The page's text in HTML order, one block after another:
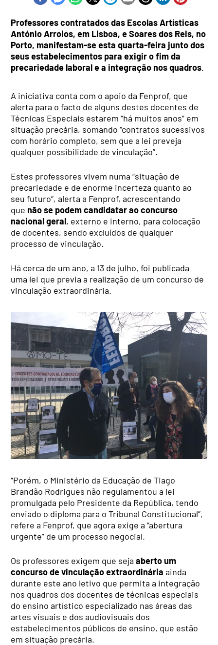
Professores contratados das Escolas Artísticas
António Arroios, em Lisboa, e Soares dos Reis, no
Porto, manifestam-se esta quarta-feira junto dos
seus estabelecimentos para exigir o fim da
precariedade laboral e a integração nos quadros.
A iniciativa conta com o apoio da Fenprof, que
alerta para o facto de alguns destes docentes de
Técnicas Especiais estarem “há muitos anos” em
situação precária, somando “contratos sucessivos
com horário completo, sem que a lei preveja
qualquer possibilidade de vinculação”.
Estes professores vivem numa “situação de
precariedade e de enorme incerteza quanto ao
seu futuro”, alerta a Fenprof, acrescentando
que não se podem candidatar ao concurso
nacional geral, externo e interno, para colocação
de docentes, sendo excluídos de qualquer
processo de vinculação.
Há cerca de um ano, a 13 de julho, foi publicada
uma lei que previa a realização de um concurso de
vinculação extraordinária.
“Porém, o Ministério da Educação de Tiago
Brandão Rodrigues não regulamentou a lei
promulgada pelo Presidente da República, tendo
enviado o diploma para o Tribunal Constitucional”,
refere a Fenprof, que agora exige a “abertura
urgente” de um processo negocial.
Os professores exigem que sejaaberto um
concurso de vinculação extraordinária ainda
durante este ano letivo que permita a integração
nos quadros dos docentes de técnicas especiais
do ensino artístico especializado nas áreas das
artes visuais e dos audiovisuais dos
estabelecimentos públicos de ensino, que estão
em situação precária.